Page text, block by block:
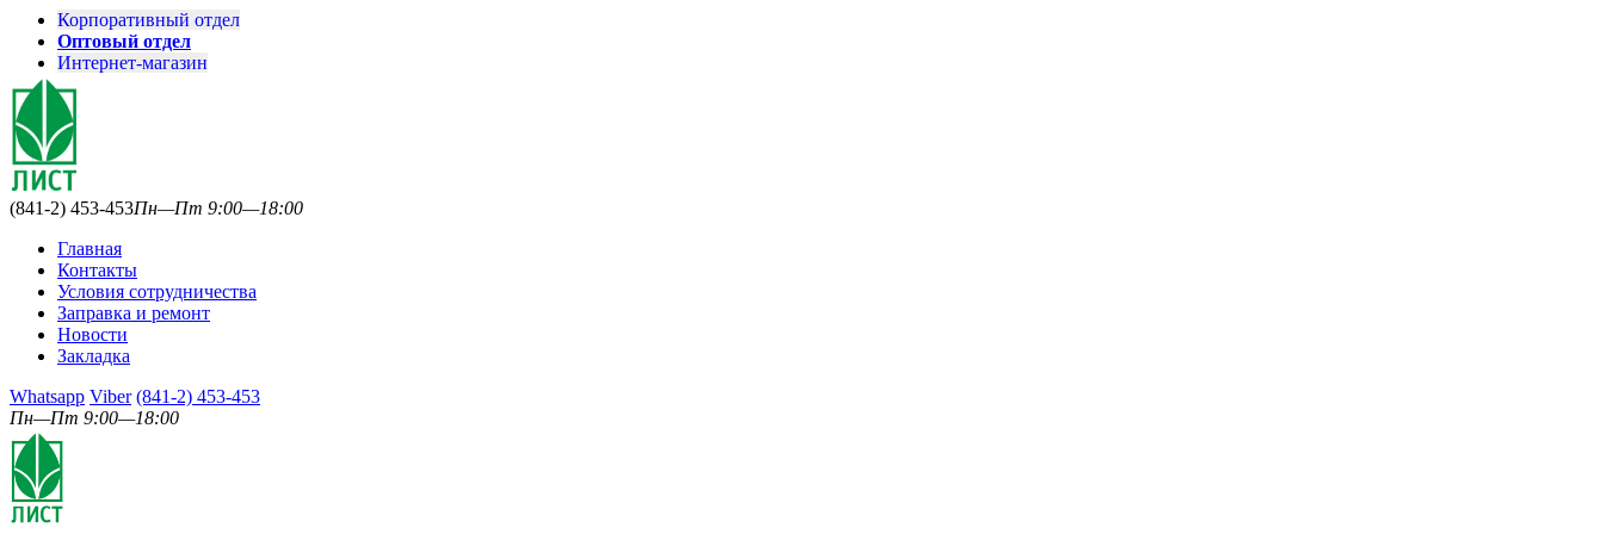
Корпоративный отдел
Оптовый отдел
Интернет-магазин
(841-2) 453-453Пн—Пт 9:00—18:00
Главная
Контакты
Условия сотрудничества
Заправка и ремонт
Новости
Закладка
Whatsapp Viber (841-2) 453-453
Пн—Пт 9:00—18:00